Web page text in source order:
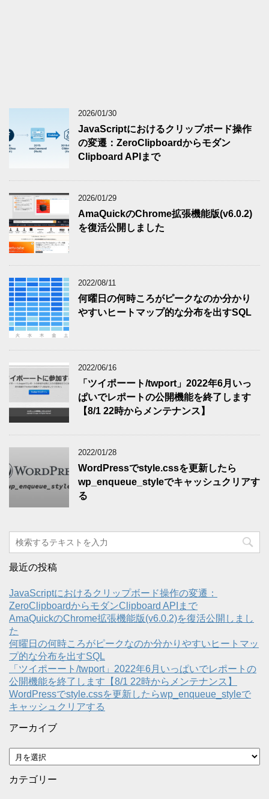
2026/01/30
JavaScriptにおけるクリップボード操作
の変遷：ZeroClipboardからモダン
Clipboard APIまで
2026/01/29
AmaQuickのChrome拡張機能版(v6.0.2)
を復活公開しました
2022/08/11
何曜日の何時ころがピークなのか分かり
やすいヒートマップ的な分布を出すSQL
2022/06/16
「ツイポーート/twport」2022年6月いっ
ぱいでレポートの公開機能を終了します
【8/1 22時からメンテナンス】
2022/01/28
WordPressでstyle.cssを更新したら
wp_enqueue_styleでキャッシュクリアす
る
最近の投稿
JavaScriptにおけるクリップボード操作の変遷：
ZeroClipboardからモダンClipboard APIまで
AmaQuickのChrome拡張機能版(v6.0.2)を復活公開しまし
た
何曜日の何時ころがピークなのか分かりやすいヒートマッ
プ的な分布を出すSQL
「ツイポーート/twport」2022年6月いっぱいでレポートの
公開機能を終了します【8/1 22時からメンテナンス】
WordPressでstyle.cssを更新したらwp_enqueue_styleで
キャッシュクリアする
アーカイブ
ア
ー
カ
カテゴリー